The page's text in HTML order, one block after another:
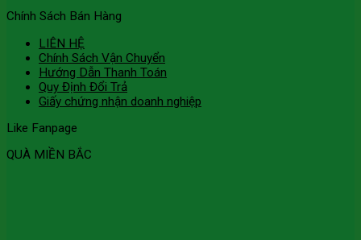
Chính Sách Bán Hàng
LIÊN HỆ
Chính Sách Vận Chuyển
Hướng Dẫn Thanh Toán
Quy Định Đổi Trả
Giấy chứng nhận doanh nghiệp
Like Fanpage
QUÀ MIỀN BẮC